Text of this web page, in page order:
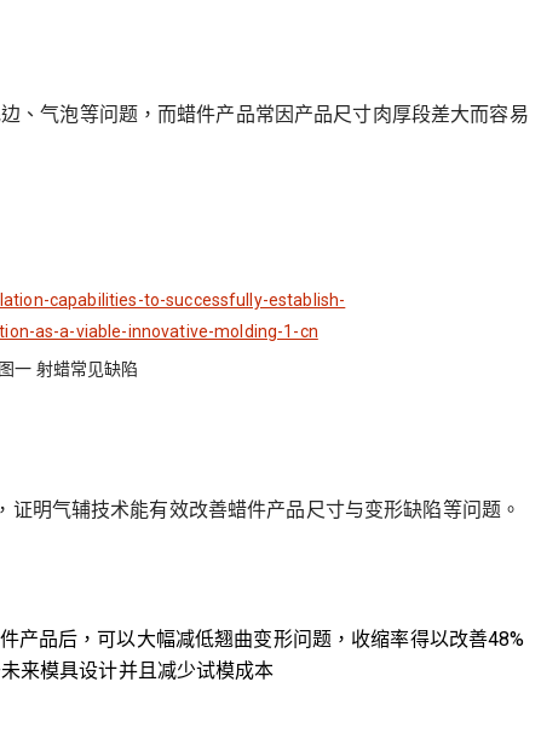
、气泡等问题，而蜡件产品常因产品尺寸肉厚段差大而容易
图一 射蜡常见缺陷
明气辅技术能有效改善蜡件产品尺寸与变形缺陷等问题。
产品后，可以大幅减低翘曲变形问题，收缩率得以改善48%
来模具设计并且减少试模成本